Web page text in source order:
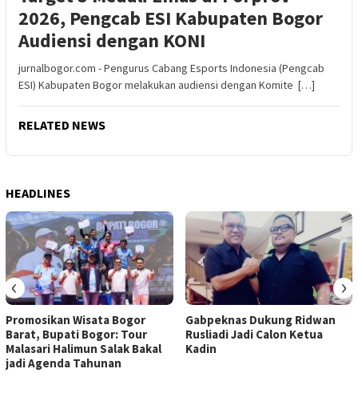
2026, Pengcab ESI Kabupaten Bogor
Audiensi dengan KONI
jurnalbogor.com - Pengurus Cabang Esports Indonesia (Pengcab
ESI) Kabupaten Bogor melakukan audiensi dengan Komite […]
RELATED NEWS
HEADLINES
Promosikan Wisata Bogor
Barat, Bupati Bogor: Tour
Malasari Halimun Salak Bakal
jadi Agenda Tahunan
Gabpeknas Dukung Ridwan
Rusliadi Jadi Calon Ketua
Kadin
‹ ›